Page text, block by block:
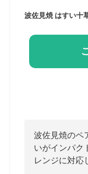
波佐見焼のペ
いがインパク
レンジに対応